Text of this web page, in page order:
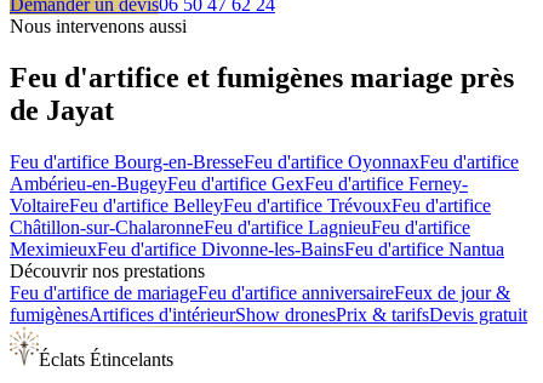
Demander un devis06 50 47 62 24
Nous intervenons aussi
Feu d'artifice et fumigènes mariage près
de Jayat
Feu d'artifice Bourg-en-BresseFeu d'artifice OyonnaxFeu d'artifice
Ambérieu-en-BugeyFeu d'artifice GexFeu d'artifice Ferney-
VoltaireFeu d'artifice BelleyFeu d'artifice TrévouxFeu d'artifice
Châtillon-sur-ChalaronneFeu d'artifice LagnieuFeu d'artifice
MeximieuxFeu d'artifice Divonne-les-BainsFeu d'artifice Nantua
Découvrir nos prestations
Feu d'artifice de mariageFeu d'artifice anniversaireFeux de jour &
fumigènesArtifices d'intérieurShow dronesPrix & tarifsDevis gratuit
Éclats Étincelants